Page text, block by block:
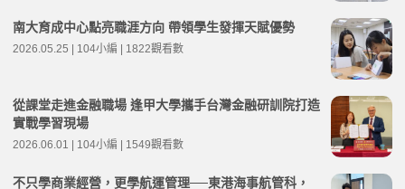
南大育成中心點亮職涯方向 帶領學生發揮天賦優勢
2026.05.25 | 104小編 | 1822觀看數
從課堂走進金融職場 逢甲大學攜手台灣金融研訓院打造
實戰學習現場
2026.06.01 | 104小編 | 1549觀看數
不只學商業經營，更學航運管理──東港海事航管科，